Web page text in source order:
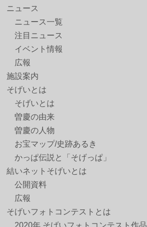
ニュース
ニュース一覧
注目ニュース
イベント情報
広報
施設案内
そげいとは
そげいとは
曽慶の由来
曽慶の人物
お宝マップ/史跡あるき
かっぱ伝説と「そげっぱ」
結いネットそげいとは
公開資料
広報
そげいフォトコンテストとは